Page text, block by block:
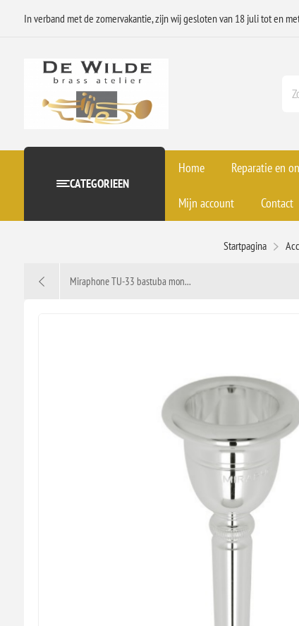
In verband met de zomervakantie, zijn wij gesloten van 18 juli tot en
CATEGORIEEN
Home Reparatie en
Mijn account Contact
Startpagina
Miraphone TU-33 bastuba mon...